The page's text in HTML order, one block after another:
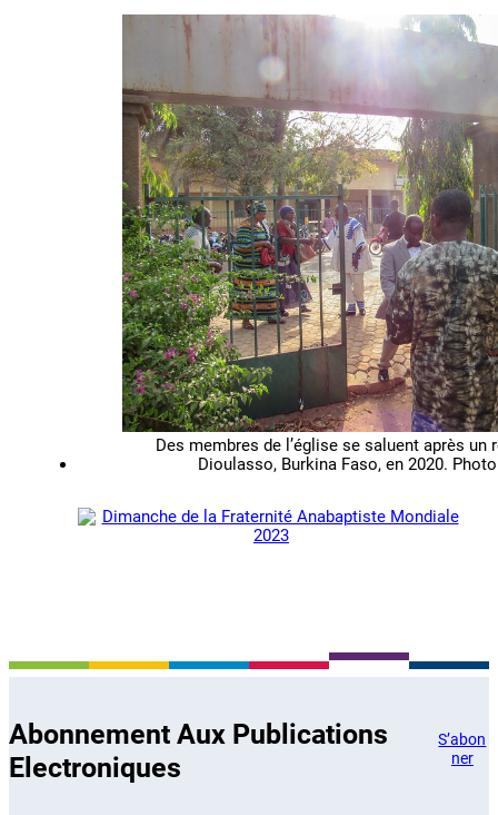
Des membres de l’église se saluent après un
Dioulasso, Burkina Faso, en 2020.
Abonnement Aux Publications
Electroniques
S’abon
ner